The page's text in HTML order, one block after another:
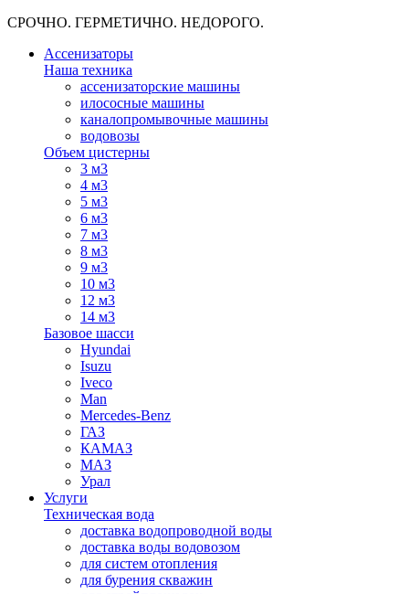
СРОЧНО. ГЕРМЕТИЧНО. НЕДОРОГО.
Ассенизаторы
Наша техника
ассенизаторские машины
илососные машины
каналопромывочные машины
водовозы
Объем цистерны
3 м3
4 м3
5 м3
6 м3
7 м3
8 м3
9 м3
10 м3
12 м3
14 м3
Базовое шасси
Hyundai
Isuzu
Iveco
Man
Mercedes-Benz
ГАЗ
КАМАЗ
МАЗ
Урал
Услуги
Техническая вода
доставка водопроводной воды
доставка воды водовозом
для систем отопления
для бурения скважин